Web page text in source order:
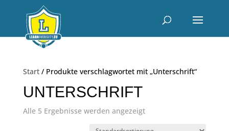
Start/ Produkte verschlagwortet mit „Unterschrift“
UNTERSCHRIFT
Alle 5 Ergebnisse werden angezeigt